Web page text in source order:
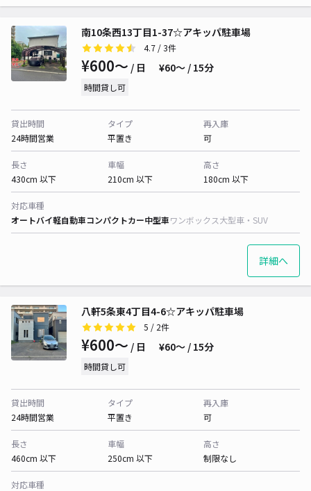
南10条西13丁目1-37☆アキッパ駐車場
4.7 / 3件
¥600〜 / 日 ¥60〜 / 15分
時間貸し可
貸出時間
24時間営業
タイプ
平置き
再入庫
可
長さ
430cm 以下
車幅
210cm 以下
高さ
180cm 以下
対応車種
オートバイ軽自動車コンパクトカー中型車ワンボックス大型車・SUV
詳細へ
八軒5条東4丁目4-6☆アキッパ駐車場
5 / 2件
¥600〜 / 日 ¥60〜 / 15分
時間貸し可
貸出時間
24時間営業
タイプ
平置き
再入庫
可
長さ
460cm 以下
車幅
250cm 以下
高さ
制限なし
対応車種